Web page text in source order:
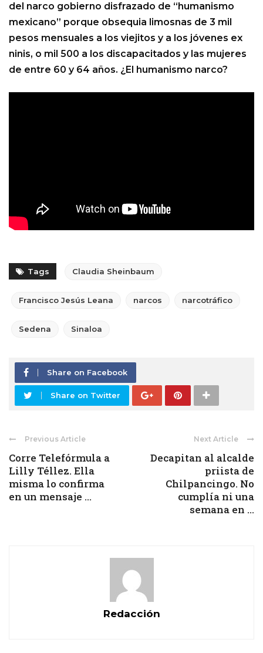
del narco gobierno disfrazado de “humanismo
mexicano” porque obsequia limosnas de 3 mil
pesos mensuales a los viejitos y a los jóvenes ex
ninis, o mil 500 a los discapacitados y las mujeres
de entre 60 y 64 años. ¿El humanismo narco?
Tags Claudia Sheinbaum
Francisco Jesús Leana narcos narcotráfico
Sedena Sinaloa
Share on Facebook
Share on Twitter
Previous Article
Corre Telefórmula a
Lilly Téllez. Ella
misma lo confirma
en un mensaje ...
Next Article
Decapitan al alcalde
priista de
Chilpancingo. No
cumplía ni una
semana en ...
Redacción